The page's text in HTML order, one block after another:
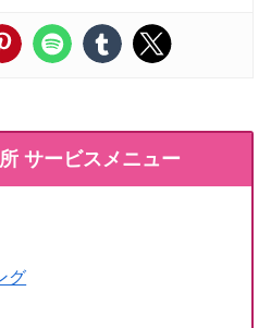
サービスメニュー
グ